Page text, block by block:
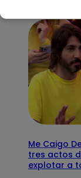
Me Caigo
tres actos
explotar a